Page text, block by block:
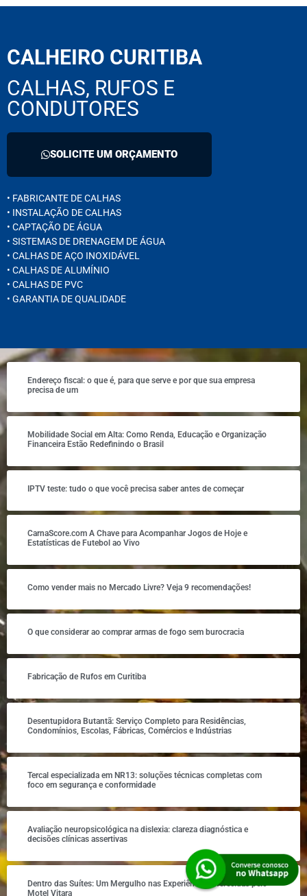
CALHEIRO CURITIBA
CALHAS, RUFOS E
CONDUTORES
SOLICITE UM ORÇAMENTO
• FABRICANTE DE CALHAS
• INSTALAÇÃO DE CALHAS
• CAPTAÇÃO DE ÁGUA
• SISTEMAS DE DRENAGEM DE ÁGUA
• CALHAS DE AÇO INOXIDÁVEL
• CALHAS DE ALUMÍNIO
• CALHAS DE PVC
• GARANTIA DE QUALIDADE
Endereço fiscal: o que é, para que serve e por que sua empresa
precisa de um
Mobilidade Social em Alta: Como Renda, Educação e Organização
Financeira Estão Redefinindo o Brasil
IPTV teste: tudo o que você precisa saber antes de começar
CarnaScore.com A Chave para Acompanhar Jogos de Hoje e
Estatísticas de Futebol ao Vivo
Como vender mais no Mercado Livre? Veja 9 recomendações!
O que considerar ao comprar armas de fogo sem burocracia
Fabricação de Rufos em Curitiba
Desentupidora Butantã: Serviço Completo para Residências,
Condomínios, Escolas, Fábricas, Comércios e Indústrias
Tercal especializada em NR13: soluções técnicas completas com
foco em segurança e conformidade
Avaliação neuropsicológica na dislexia: clareza diagnóstica e
decisões clínicas assertivas
Dentro das Suítes: Um Mergulho nas Experiências Oferecidas pelo
Motel Vitara